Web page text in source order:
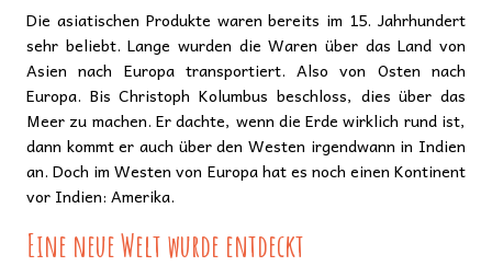
Die asiatischen Produkte waren bereits im 15. Jahrhundert
sehr beliebt. Lange wurden die Waren über das Land von
Asien nach Europa transportiert. Also von Osten nach
Europa. Bis Christoph Kolumbus beschloss, dies über das
Meer zu machen. Er dachte, wenn die Erde wirklich rund ist,
dann kommt er auch über den Westen irgendwann in Indien
an. Doch im Westen von Europa hat es noch einen Kontinent
vor Indien: Amerika.
Eine neue Welt wurde entdeckt